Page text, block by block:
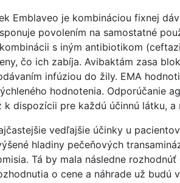
Emblaveo je kombináciou fixnej
povolením na samostatné
s iným antibiotikom
čo ich zabíja. Avibaktám zasa
infúziou do žily. EMA
hodnotenia. Odporúčanie
k dispozícii pre každú účinnú látku,
vedľajšie účinky u
hladiny pečeňových
Tá by mala následne
o cene a náhrade už